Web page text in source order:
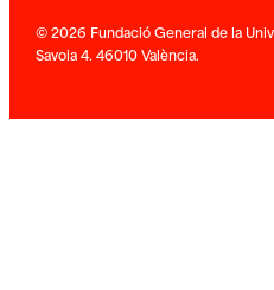
© 2026 Fundació General de la
Savoia 4. 46010 València.